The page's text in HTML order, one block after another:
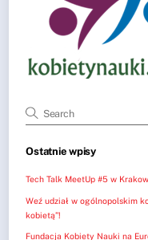
Ostatnie wpisy
Tech Talk MeetUp #5 w
Weź udział w ogólnopolskim
kobietą”!
Fundacja Kobiety Nauki na